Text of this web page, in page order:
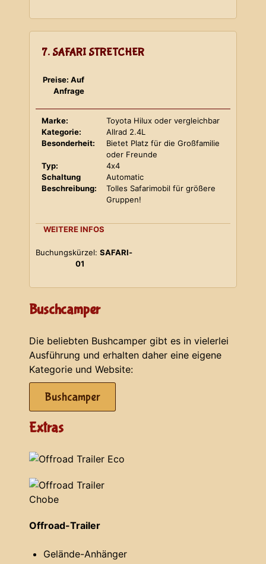
7. SAFARI STRETCHER
Preise: Auf
Anfrage
Marke:
Toyota Hilux oder vergleichbar
Kategorie:
Allrad 2.4L
Besonderheit:
Bietet Platz für die Großfamilie
oder Freunde
Typ:
4x4
Schaltung
Automatic
Beschreibung:
Tolles Safarimobil für größere
Gruppen!
WEITERE INFOS
Buchungskürzel: SAFARI-
01
Buschcamper
Die beliebten Bushcamper gibt es in vielerlei
Ausführung und erhalten daher eine eigene
Kategorie und Website:
Bushcamper
Extras
Offroad-Trailer
Gelände-Anhänger